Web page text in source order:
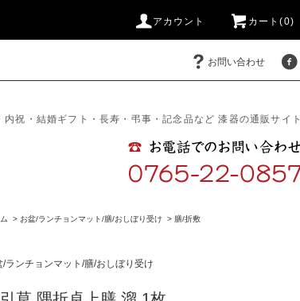
アカウント カート(0)
お問い合わせ
内祝・結婚ギフト・長寿・弔事・記念品など 漆器の通販サイト
> お盆/ランチョンマット/膳/おしぼり受け > 膳/折敷
/ランチョンマット/膳/おしぼり受け